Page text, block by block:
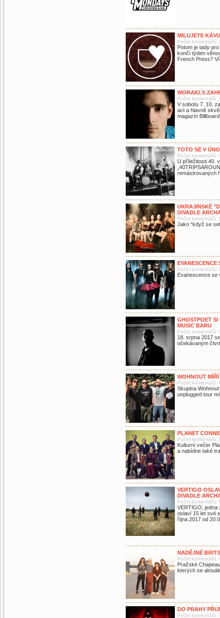
MILUJETE
Počet komentářů:
Potom je tady
končí týden
French Press?
WORAKLS
Počet komentářů:
V sobotu 7. 10.
act a hlavně
magazín
TOTO SE V
Počet komentářů:
U příležitosti 40.
remástrovaných
UKRAJINSKÉ
DIVADLE
Počet komentářů:
Jako “když se
EVANESCENCE
Počet komentářů:
Evanescence se
GHOSTPOET
MUSIC BARU
Počet komentářů:
18. srpna 2017
očekávaným
WOHNOUT
Počet komentářů:
Skupina
unplugged tour
PLANET
Počet komentářů:
Kulturní večer
a nabídne také
VERTIGO
DIVADLE
Počet komentářů:
VERTIGO, jedna
oslaví 15 let své
října 2017 od
NADĚJNÉ
Počet komentářů:
Pražské
kterých se
DO PRAHY
Počet komentářů: